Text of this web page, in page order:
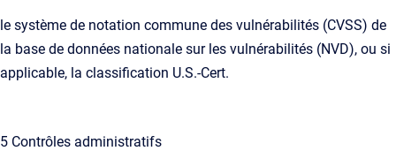
le système de notation commune des vulnérabilités (CVSS) de
la base de données nationale sur les vulnérabilités (NVD), ou si
applicable, la classification U.S.-Cert.
5 Contrôles administratifs